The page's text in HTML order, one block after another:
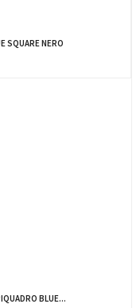
SQUARE NERO
BLUE...